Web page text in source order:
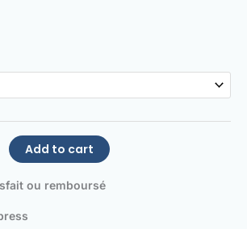
Add to cart
ou remboursé